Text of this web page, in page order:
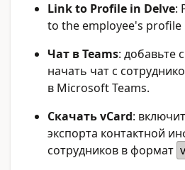
Link to Profile in Delve:
to the employee's
Чат в Teams: добавьте
начать чат с
в Microsoft Teams.
Скачать vCard:
экспорта контактной
сотрудников в формат